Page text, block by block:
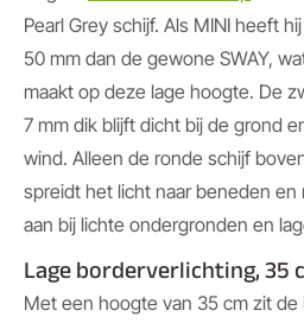
Pearl Grey schijf. Als MINI heeft
50 mm dan de gewone SWAY,
maakt op deze lage hoogte. De
7 mm dik blijft dicht bij de grond
wind. Alleen de ronde schijf
spreidt het licht naar beneden
aan bij lichte ondergronden en
Lage borderverlichting, 35
Met een hoogte van 35 cm zit